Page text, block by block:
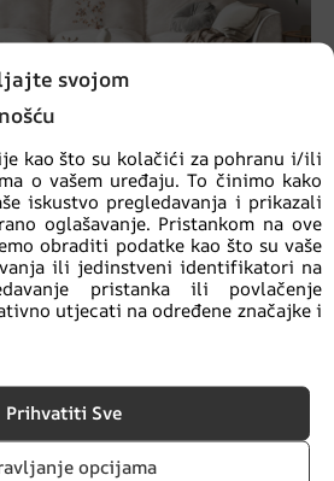
svojom
kao što su kolačići za pohranu i/ili
o vašem uređaju. To činimo kako
iskustvo pregledavanja i prikazali
oglašavanje. Pristankom na ove
obraditi podatke kao što su vaše
ili jedinstveni identifikatori na
pristanka ili povlačenje
utjecati na određene značajke i
Prihvatiti Sve
opcijama
Sunčani buket
19.87 €14.90